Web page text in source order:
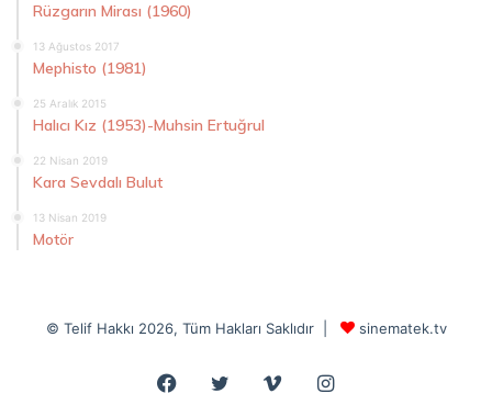
Rüzgarın Mirası (1960)
13 Ağustos 2017
Mephisto (1981)
25 Aralık 2015
Halıcı Kız (1953)-Muhsin Ertuğrul
22 Nisan 2019
Kara Sevdalı Bulut
13 Nisan 2019
Motör
© Telif Hakkı 2026, Tüm Hakları Saklıdır | sinematek.tv
Facebook
Twitter VimeoInstagram